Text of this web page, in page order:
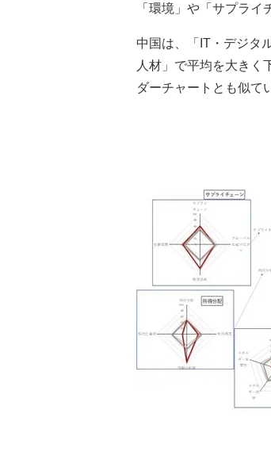
「環境」や「サプライ
中国は、「IT・デジタ
人材」で平均を大きく
ダーチャートとも似て